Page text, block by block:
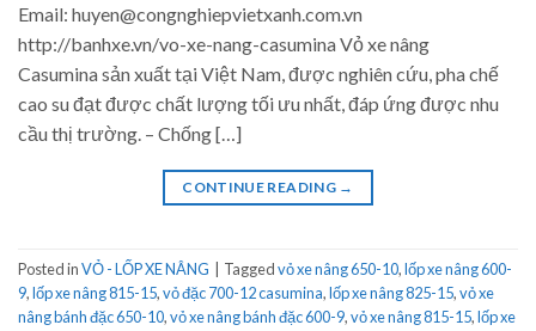
Email: huyen@congnghiepvietxanh.com.vn
http://banhxe.vn/vo-xe-nang-casumina Vỏ xe nâng
Casumina sản xuất tại Việt Nam, được nghiên cứu, pha chế
cao su đạt được chất lượng tối ưu nhất, đáp ứng được nhu
cầu thị trường. – Chống […]
CONTINUE READING →
Posted inVỎ - LỐP XE NÂNG Taggedvỏ xe nâng 650-10,lốp xe nâng 600-
9,lốp xe nâng 815-15,vỏ đặc 700-12 casumina,lốp xe nâng 825-15,vỏ xe
nâng bánh đặc 650-10,vỏ xe nâng bánh đặc 600-9,vỏ xe nâng 815-15,lốp xe